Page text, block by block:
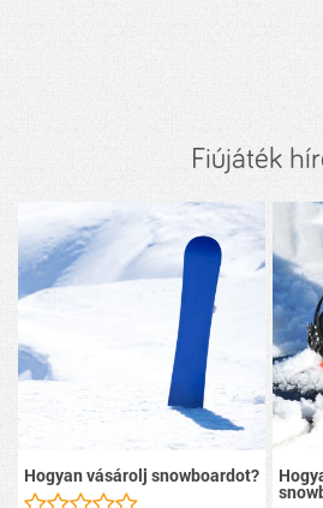
Fiújáték
Hogyan vásárolj snowboardot?